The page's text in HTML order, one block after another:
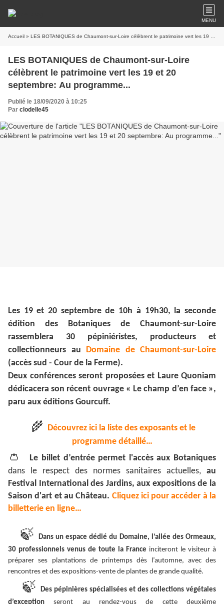
MENU
Accueil » LES BOTANIQUES de Chaumont-sur-Loire célèbrent le patrimoine vert les 19 et 20 septembre: Au programme...
LES BOTANIQUES de Chaumont-sur-Loire
célèbrent le patrimoine vert les 19 et 20
septembre: Au programme...
Publié le 18/09/2020 à 10:25
Par clodelle45
Les 19 et 20 septembre de 10h à 19h30, la seconde
édition des Botaniques de Chaumont-sur-Loire
rassemblera 30 pépiniéristes, producteurs et
collectionneurs au Domaine de Chaumont-sur-Loire
(accès sud - Cour de la Ferme).
Deux conférences seront proposées et Laure Quoniam
dédicacera son récent ouvrage « Le champ d’en face »,
paru aux éditions Gourcuff.
🌾 Découvrez ici la liste des exposants et le
programme détaillé…
👛
Le billet d’entrée permet l'accès aux Botaniques
dans le respect des normes sanitaires actuelles, au
Festival International des Jardins, aux expositions de la
Saison d'art et au Château. Cliquez ici pour accéder à la
billetterie en ligne…
🍃
Dans un espace dédié du Domaine, l’allée des Ormeaux,
30 professionnels venus de toute la France inciteront le visiteur à
préparer ses plantations de printemps dès l’automne, avec des
rencontres et des expositions-vente de plantes de grande qualité.
🍃
Des pépinières spécialisées et des collections végétales
d’exception seront au rendez-vous de cette deuxième